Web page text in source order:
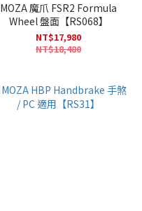
MOZA 魔爪 FSR2 Formula
Wheel 盤面【RS068】
NT$17,980
NT$18,480